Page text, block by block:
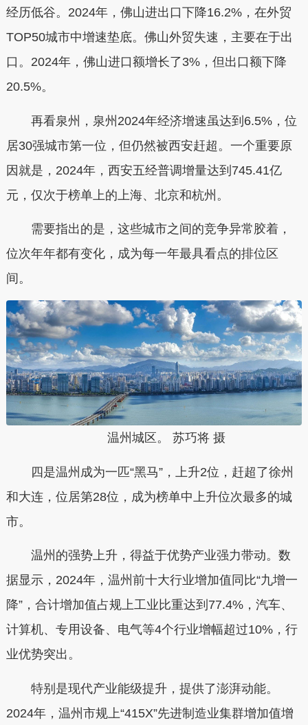
经历低谷。2024年，佛山进出口下降16.2%，在外贸
TOP50城市中增速垫底。佛山外贸失速，主要在于出
口。2024年，佛山进口额增长了3%，但出口额下降
20.5%。
再看泉州，泉州2024年经济增速虽达到6.5%，位
居30强城市第一位，但仍然被西安赶超。一个重要原
因就是，2024年，西安五经普调增量达到745.41亿
元，仅次于榜单上的上海、北京和杭州。
需要指出的是，这些城市之间的竞争异常胶着，
位次年年都有变化，成为每一年最具看点的排位区
间。
温州城区。 苏巧将 摄
四是温州成为一匹“黑马”，上升2位，赶超了徐州
和大连，位居第28位，成为榜单中上升位次最多的城
市。
温州的强势上升，得益于优势产业强力带动。数
据显示，2024年，温州前十大行业增加值同比“九增一
降”，合计增加值占规上工业比重达到77.4%，汽车、
计算机、专用设备、电气等4个行业增幅超过10%，行
业优势突出。
特别是现代产业能级提升，提供了澎湃动能。
2024年，温州市规上“415X”先进制造业集群增加值增